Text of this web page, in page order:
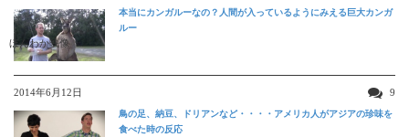
ほんわか映像
本当にカンガルーなの？人間が入っているようにみえる巨大カンガ
ルー
2014年6月12日 9
鳥の足、納豆、ドリアンなど・・・・アメリカ人がアジアの珍味を
食べた時の反応